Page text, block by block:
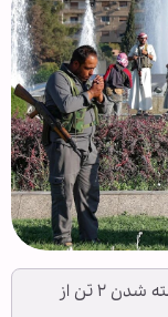
داعش مسئولیت حمله‌ای را که منجر به کشته شدن ۲ تن از